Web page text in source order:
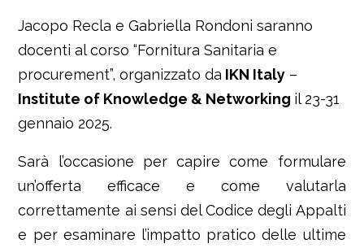
Jacopo Recla e Gabriella Rondoni saranno
docenti al corso “Fornitura Sanitaria e
procurement”, organizzato da IKN Italy –
Institute of Knowledge & Networking il 23-31
gennaio 2025.
Sarà l’occasione per capire come formulare
un’offerta efficace e come valutarla
correttamente ai sensi del Codice degli Appalti
e per esaminare l’impatto pratico delle ultime